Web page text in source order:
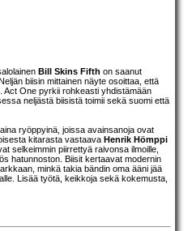
Bill Skins Fifth on saanut
biisin mittainen näyte osoittaa, että
Act One pyrkii rohkeasti yhdistämään
neljästä biisistä toimii sekä suomi että
ryöppyinä, joissa avainsanoja ovat
kitarasta vastaava Henrik Hömppi
selkeimmin piirrettyä raivonsa ilmoille,
hatunnoston. Biisit kertaavat modernin
minkä takia bändin oma ääni jää
Lisää työtä, keikkoja sekä kokemusta,